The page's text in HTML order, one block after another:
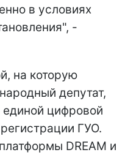
в условиях
-
на которую
депутат,
единой цифровой
ГУО.
DREAM и